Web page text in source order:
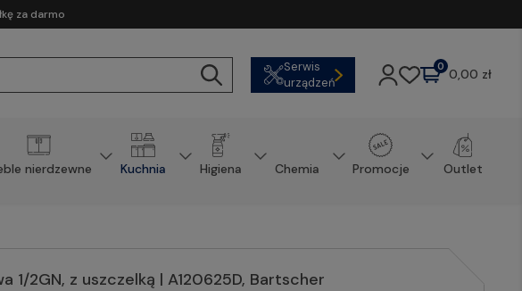
za darmo
Serwis
urządzeń
0,00 zł
0
nierdzewne Kuchnia Higiena Chemia Promocje Outlet
1/2GN, z uszczelką | A120625D, Bartscher